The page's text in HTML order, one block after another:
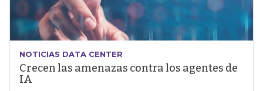
NOTICIAS DATA CENTER
Crecen las amenazas contra los agentes de
IA